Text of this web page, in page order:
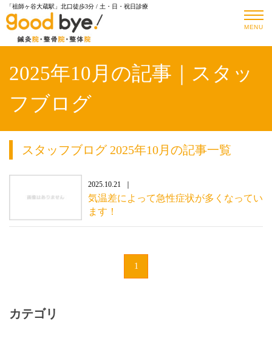
「祖師ヶ谷大蔵駅」北口徒歩3分 / 土・日・祝日診療
MENU
2025年10月の記事｜スタッ
フブログ
スタッフブログ 2025年10月の記事一覧
2025.10.21
気温差によって急性症状が多くなってい
ます！
1
カテゴリ